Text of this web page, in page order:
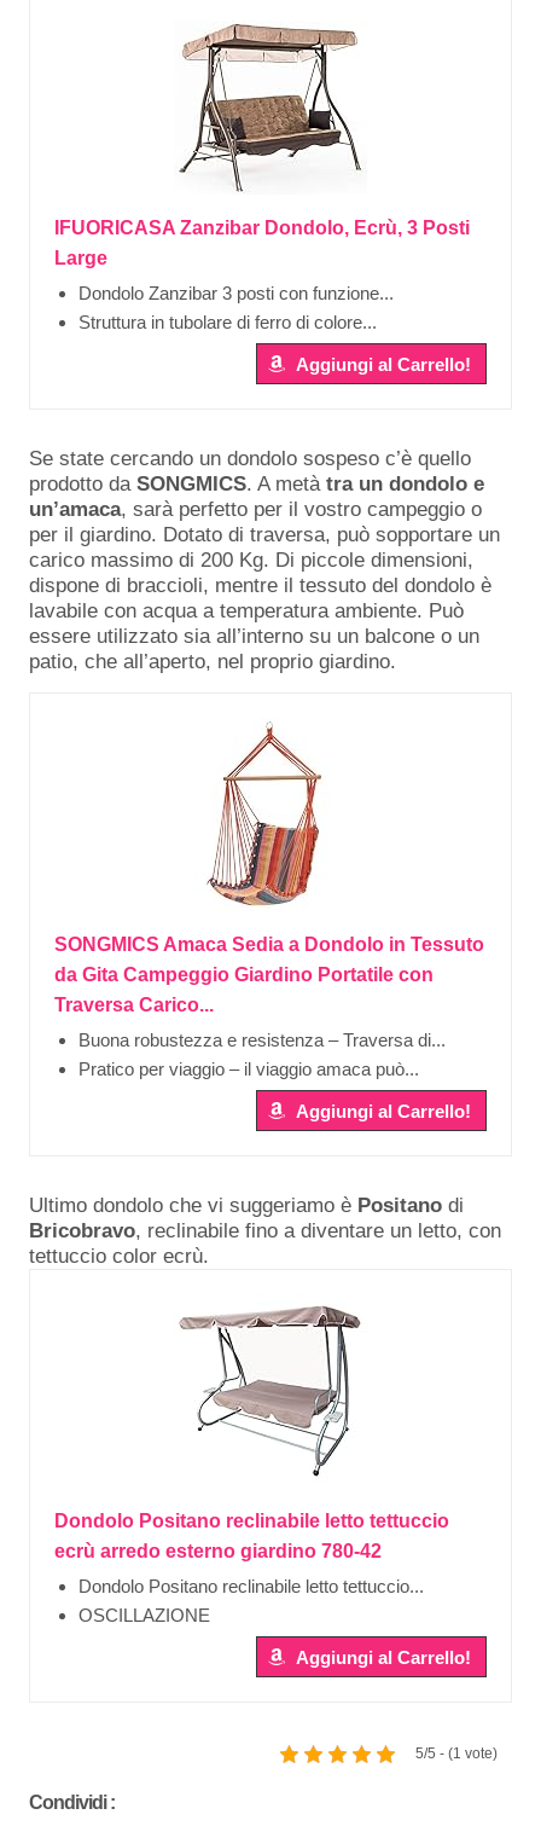
IFUORICASA Zanzibar Dondolo, Ecrù, 3 Posti
Large
Dondolo Zanzibar 3 posti con funzione...
Struttura in tubolare di ferro di colore...
Aggiungi al Carrello!
Se state cercando un dondolo sospeso c’è quello
prodotto da SONGMICS. A metà tra un dondolo e
un’amaca, sarà perfetto per il vostro campeggio o
per il giardino. Dotato di traversa, può sopportare un
carico massimo di 200 Kg. Di piccole dimensioni,
dispone di braccioli, mentre il tessuto del dondolo è
lavabile con acqua a temperatura ambiente. Può
essere utilizzato sia all’interno su un balcone o un
patio, che all’aperto, nel proprio giardino.
SONGMICS Amaca Sedia a Dondolo in Tessuto
da Gita Campeggio Giardino Portatile con
Traversa Carico...
Buona robustezza e resistenza – Traversa di...
Pratico per viaggio – il viaggio amaca può...
Aggiungi al Carrello!
Ultimo dondolo che vi suggeriamo è Positano di
Bricobravo, reclinabile fino a diventare un letto, con
tettuccio color ecrù.
Dondolo Positano reclinabile letto tettuccio
ecrù arredo esterno giardino 780-42
Dondolo Positano reclinabile letto tettuccio...
OSCILLAZIONE
Aggiungi al Carrello!
5/5 - (1 vote)
Condividi :